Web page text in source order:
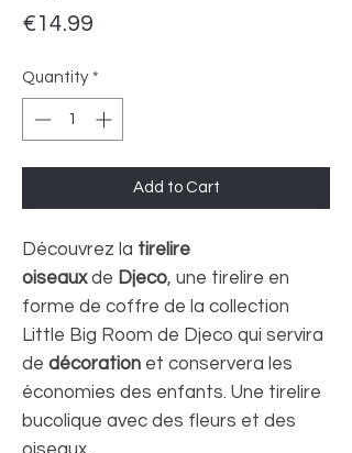
€14.99
Quantity *
Add to Cart
Découvrez la tirelire
oiseauxde Djeco, une tirelire en
forme de coffre de la collection
Little Big Room de Djeco qui servira
de décoration et conservera les
économies des enfants. Une tirelire
bucolique avec des fleurs et des